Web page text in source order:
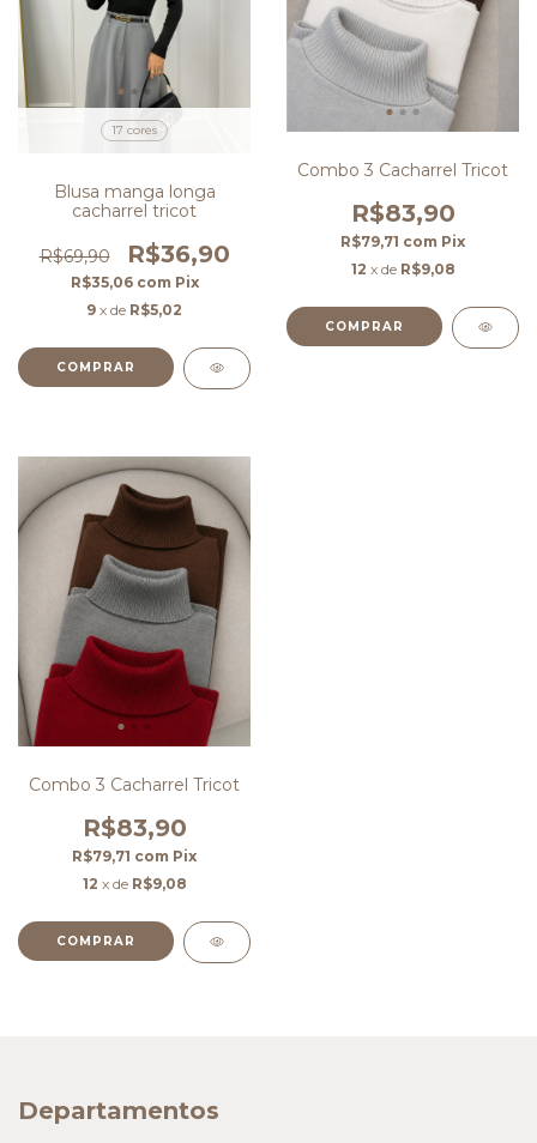
17 cores
Blusa manga longa
cacharrel tricot
R$69,90 R$36,90
R$35,06 com Pix
9 x de R$5,02
COMPRAR
Combo 3 Cacharrel Tricot
R$83,90
R$79,71 com Pix
12 x de R$9,08
COMPRAR
Combo 3 Cacharrel Tricot
R$83,90
R$79,71 com Pix
12 x de R$9,08
COMPRAR
Departamentos